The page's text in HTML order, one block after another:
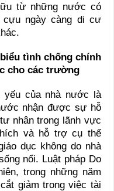
từ những nước có
cựu ngày càng di cư
tình chống chính
cho các trường
yếu của nhà nước là
nhận được sự hỗ
nhân trong lãnh vực
và hỗ trợ cụ thể
dục không do nhà
nổi. Luật pháp Do
trong những năm
giảm trong việc tài